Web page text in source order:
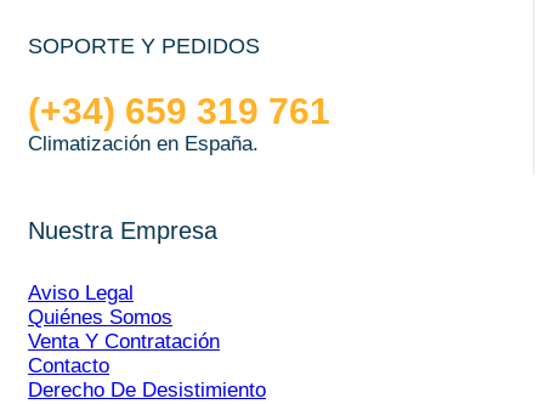
SOPORTE Y PEDIDOS
(+34) 659 319 761
Climatización en España.
Nuestra Empresa
Aviso Legal
Quiénes Somos
Venta Y Contratación
Contacto
Derecho De Desistimiento